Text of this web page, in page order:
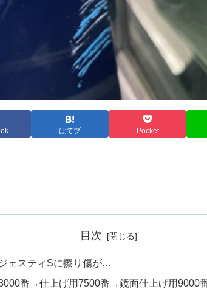
はてブ Pocket
目次
ェスティSに擦り傷が…
番→仕上げ用7500番→鏡面仕上げ用9000